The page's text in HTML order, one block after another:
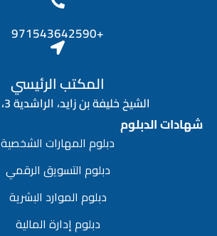
شهادات الدبلوم
دبلوم المهارات الشخصية
دبلوم التسويق الرقمي
دبلوم الموارد البشرية
دبلوم إدارة المالية
+971543642590
المكتب الرئيسي
الشيخ خليفة بن زايد، الراشدية 3، عجمان